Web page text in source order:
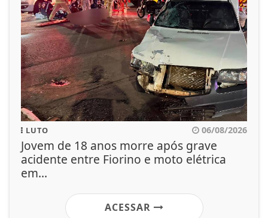
LUTO 06/08/2026
Jovem de 18 anos morre após grave
acidente entre Fiorino e moto elétrica
em...
ACESSAR